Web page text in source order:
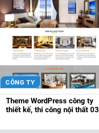
CÔNG TY
Theme WordPress công ty
thiết kế, thi công nội thất 03